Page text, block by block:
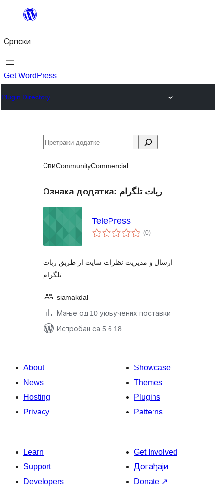
Скочи
садржај
Српски
Get WordPress
Plugin Directory
Претрага
СвиCommunityCommercial
Ознака додатка: ربات تلگرام
TelePress
(0укупних
оцена
)
ارسال و مدیریت نظرات سایت از طریق ربات
تلگرام
siamakdal
Мање од 10 укључених поставки
Испробан са 5.6.18
About
News
Hosting
Privacy
Showcase
Themes
Plugins
Patterns
Learn
Support
Developers
Get Involved
Догађаји
Donate ↗